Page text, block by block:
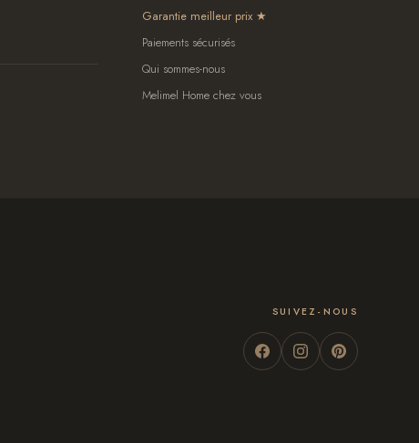
Garantie meilleur prix
Paiements sécurisés
Qui sommes-nous
Melimel Home chez vous
SUIVEZ-NOUS